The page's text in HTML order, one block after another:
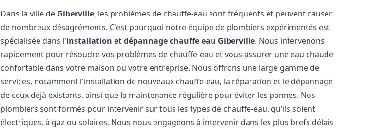
Dans la ville de Giberville, les problèmes de chauffe-eau sont fréquents et peuvent causer
de nombreux désagréments. C'est pourquoi notre équipe de plombiers expérimentés est
spécialisée dans l'installation et dépannage chauffe eau Giberville. Nous intervenons
rapidement pour résoudre vos problèmes de chauffe-eau et vous assurer une eau chaude
confortable dans votre maison ou votre entreprise. Nous offrons une large gamme de
services, notamment l'installation de nouveaux chauffe-eau, la réparation et le dépannage
de ceux déjà existants, ainsi que la maintenance régulière pour éviter les pannes. Nos
plombiers sont formés pour intervenir sur tous les types de chauffe-eau, qu'ils soient
électriques, à gaz ou solaires. Nous nous engageons à intervenir dans les plus brefs délais